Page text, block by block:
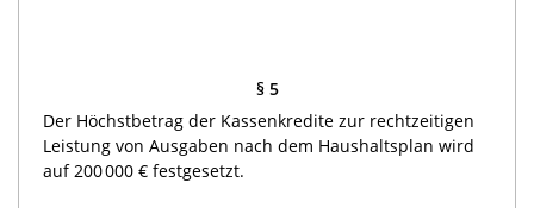
§ 5
Der Höchstbetrag der Kassenkredite zur rechtzeitigen
Leistung von Ausgaben nach dem Haushaltsplan wird
auf 200 000 € festgesetzt.